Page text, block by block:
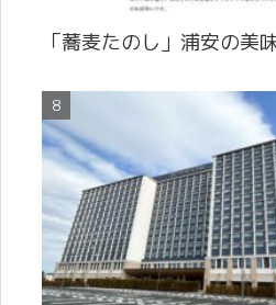
「蕎麦たのし」浦安の美